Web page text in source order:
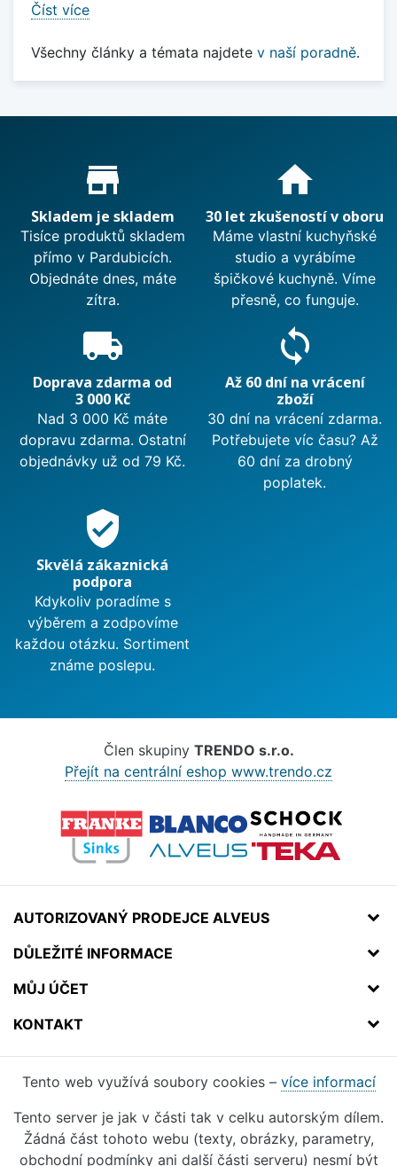
Číst více
Všechny články a témata najdete v naší poradně.
Proč nakupovat u nás?
store_mall_directory
Skladem je skladem
Tisíce produktů skladem
přímo v Pardubicích.
Objednáte dnes, máte
zítra.
home
30 let zkušeností v oboru
Máme vlastní kuchyňské
studio a vyrábíme
špičkové kuchyně. Víme
přesně, co funguje.
local_shipping
Doprava zdarma od
3 000 Kč
Nad 3 000 Kč máte
dopravu zdarma. Ostatní
objednávky už od 79 Kč.
sync
Až 60 dní na vrácení
zboží
30 dní na vrácení zdarma.
Potřebujete víc času? Až
60 dní za drobný
poplatek.
verified_user
Skvělá zákaznická
podpora
Kdykoliv poradíme s
výběrem a zodpovíme
každou otázku. Sortiment
známe poslepu.
Člen skupiny TRENDO s.r.o.
Přejít na centrální eshop www.trendo.cz
AUTORIZOVANÝ PRODEJCE ALVEUS
DŮLEŽITÉ INFORMACE
MŮJ ÚČET
KONTAKT
Tento web využívá soubory cookies – více informací
Tento server je jak v části tak v celku autorským dílem.
Žádná část tohoto webu (texty, obrázky, parametry,
obchodní podmínky ani další části serveru) nesmí být